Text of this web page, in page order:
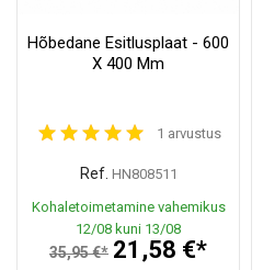
Hõbedane Esitlusplaat - 600
X 400 Mm
1 arvustus
Ref. HN808511
Kohaletoimetamine vahemikus
12/08 kuni 13/08
35,95 €* 21,58 €*